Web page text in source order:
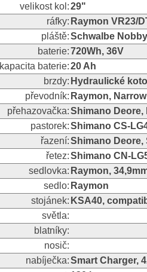
velikost kol:29"
ráfky: Raymon VR23/
pláště:Schwalbe
baterie:720Wh, 36V
kapacita baterie:20 Ah
brzdy: Hydraulické
převodník: Raymon,
přehazovačka:Shimano Deore,
pastorek:Shimano CS-
řazení:Shimano Deore,
řetez:Shimano CN-
sedlovka: Raymon,
sedlo: Raymon
stojánek: KSA40,
světla:
blatníky:
nosič:
nabíječka:Smart Charger,